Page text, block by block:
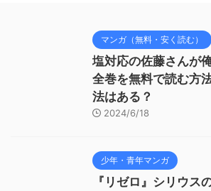
マンガ（無料・安く読む）
塩対応の佐藤さんが
全巻を無料で読む方
法はある？
2024/6/18
少年・青年マンガ
『リゼロ』シリウス